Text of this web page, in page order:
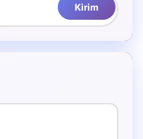
Kirim